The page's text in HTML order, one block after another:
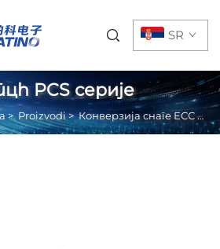
SR
PCS серије
> Proizvodi>Конверзија снаге ЕСС>